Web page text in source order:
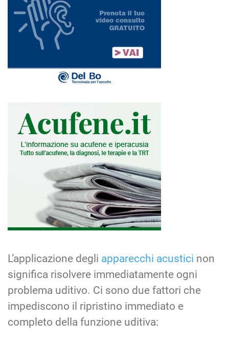
L’applicazione degli apparecchi acustici non
significa risolvere immediatamente ogni
problema uditivo. Ci sono due fattori che
impediscono il ripristino immediato e
completo della funzione uditiva: